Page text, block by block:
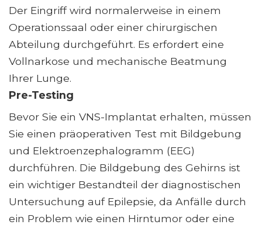
Der Eingriff wird normalerweise in einem
Operationssaal oder einer chirurgischen
Abteilung durchgeführt. Es erfordert eine
Vollnarkose und mechanische Beatmung
Ihrer Lunge.
Pre-Testing
Bevor Sie ein VNS-Implantat erhalten, müssen
Sie einen präoperativen Test mit Bildgebung
und Elektroenzephalogramm (EEG)
durchführen. Die Bildgebung des Gehirns ist
ein wichtiger Bestandteil der diagnostischen
Untersuchung auf Epilepsie, da Anfälle durch
ein Problem wie einen Hirntumor oder eine